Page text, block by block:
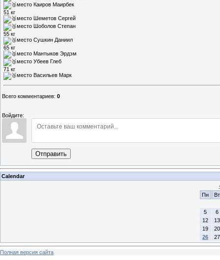
место Каиров Маирбек
51 кг
место Шеметов Сергей
место Шоболов Степан
55 кг
место Сушкин Даниил
65 кг
место Мантыков Эрдэм
место Убеев Глеб
71 кг
место Васильев Марк
Всего комментариев: 0
Войдите:
Отправить
Calendar
Пн
Вт
5
6
12
13
19
20
26
27
Полная версия сайта